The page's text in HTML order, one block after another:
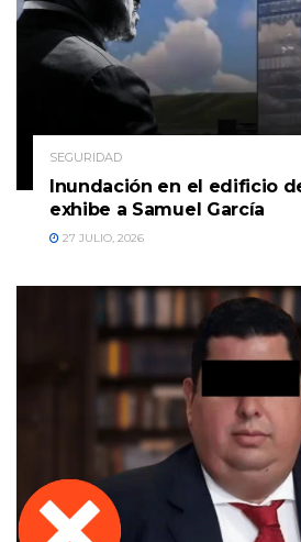
SEGURIDAD
Inundación en el edificio
exhibe a Samuel García
27 JULIO, 2026